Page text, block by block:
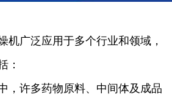
机广泛应用于多个行业和领域，
：
，许多药物原料、中间体及成品